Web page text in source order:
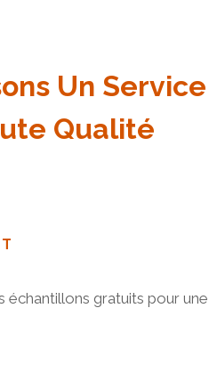
Un Service
Qualité
gratuits pour une